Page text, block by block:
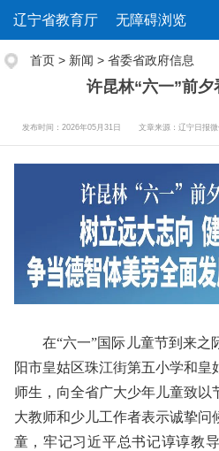
辽宁省教育厅 无障碍浏览
首页 > 新闻 > 省委省政府信息
许昆林“六一”前
发布时间：2026年05月31日 文章来源：辽宁日报
在“六一”国际儿童节到来之
阳市皇姑区珠江街第五小学和皇
师生，向全省广大少年儿童致以
大教师和少儿工作者表示诚挚问
童，牢记习近平总书记谆谆教